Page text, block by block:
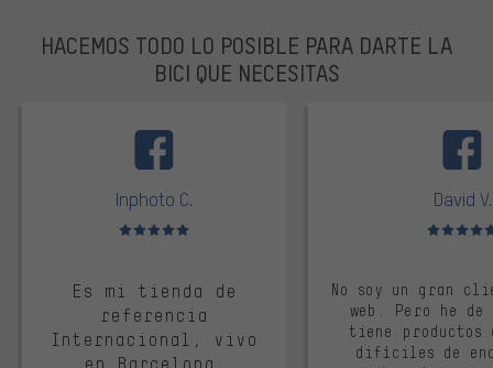
HACEMOS TODO LO POSIBLE PARA DARTE LA
BICI QUE NECESITAS
Inphoto C.
Valoración media: 5 de 5
Es mi tienda de
referencia
Internacional, vivo
David V.
Valoración
No soy un gran
web. Pero he
tiene productos
difíciles de